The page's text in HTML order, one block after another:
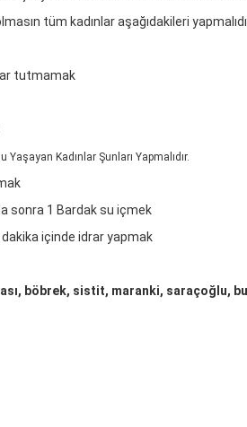
tüm kadınlar aşağıdakileri
tutmamak
Kadınlar Şunları Yapmalıdır.
sonra 1 Bardak su içmek
içinde idrar yapmak
böbrek, sistit, maranki, saraçoğlu,